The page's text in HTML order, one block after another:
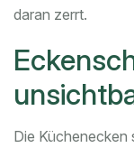
daran zerrt.
Die Küchenecken